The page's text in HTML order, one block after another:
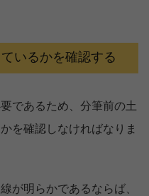
いるかを確認する
であるため、分筆前の土
を確認しなければなりま
が明らかであるならば、